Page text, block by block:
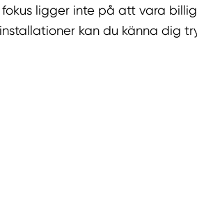
ligger inte på att vara
kan du känna dig